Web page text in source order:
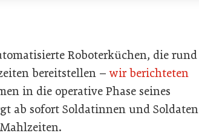
Roboterküchen, die rund
bereitstellen –wir berichteten
in die operative Phase seines
ab sofort Soldatinnen und Soldaten